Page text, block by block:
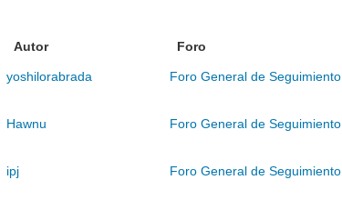
Autor Foro
yoshilorabrada Foro General de Seguimiento
Hawnu Foro General de Seguimiento
ipj Foro General de Seguimiento